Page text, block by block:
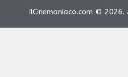
IlCinemaniaco.com ©